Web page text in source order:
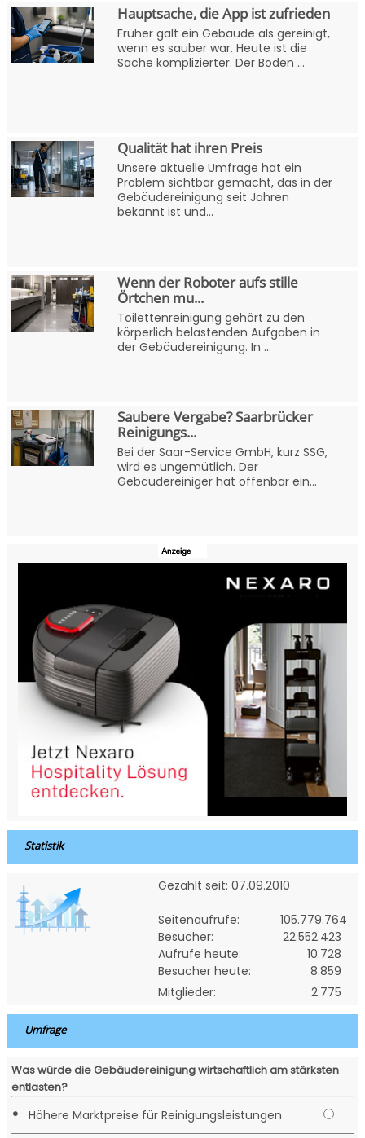
Hauptsache, die App ist zufrieden
Früher galt ein Gebäude als gereinigt,
wenn es sauber war. Heute ist die
Sache komplizierter. Der Boden ...
Qualität hat ihren Preis
Unsere aktuelle Umfrage hat ein
Problem sichtbar gemacht, das in der
Gebäudereinigung seit Jahren
bekannt ist und...
Wenn der Roboter aufs stille
Örtchen mu...
Toilettenreinigung gehört zu den
körperlich belastenden Aufgaben in
der Gebäudereinigung. In ...
Saubere Vergabe? Saarbrücker
Reinigungs...
Bei der Saar-Service GmbH, kurz SSG,
wird es ungemütlich. Der
Gebäudereiniger hat offenbar ein...
Statistik
Gezählt seit: 07.09.2010
Seitenaufrufe:
105.779.764
Besucher:
22.552.423
Aufrufe heute:
10.728
Besucher heute:
8.859
Mitglieder:
2.775
Umfrage
Was würde die Gebäudereinigung wirtschaftlich am stärksten
entlasten?
• Höhere Marktpreise für Reinigungsleistungen